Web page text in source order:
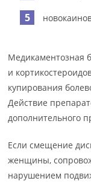
Медикаментозная
и
купирования
Действие
дополнительного
Если смещение
женщины,
нарушением